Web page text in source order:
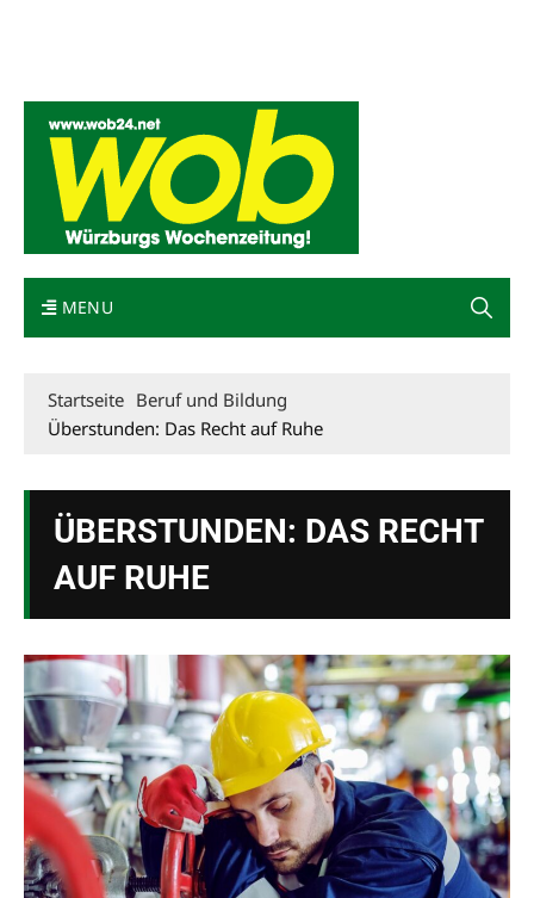
MENU
Startseite Beruf und Bildung
Überstunden: Das Recht auf Ruhe
ÜBERSTUNDEN: DAS RECHT
AUF RUHE